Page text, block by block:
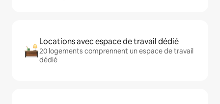
Locations avec espace de travail dédié
20 logements comprennent un espace de travail
dédié